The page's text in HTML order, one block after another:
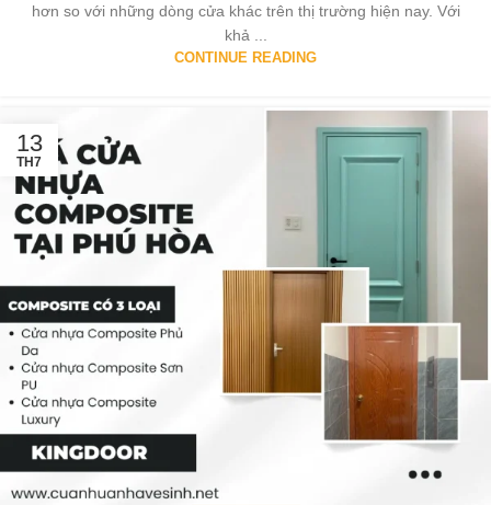
hơn so với những dòng cửa khác trên thị trường hiện nay. Với
khả ...
CONTINUE READING
13
TH7